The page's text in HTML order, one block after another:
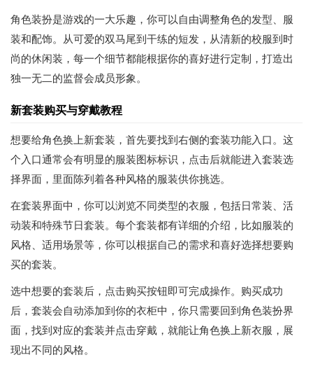
角色装扮是游戏的一大乐趣，你可以自由调整角色的发型、服
装和配饰。从可爱的双马尾到干练的短发，从清新的校服到时
尚的休闲装，每一个细节都能根据你的喜好进行定制，打造出
独一无二的监督会成员形象。
新套装购买与穿戴教程
想要给角色换上新套装，首先要找到右侧的套装功能入口。这
个入口通常会有明显的服装图标标识，点击后就能进入套装选
择界面，里面陈列着各种风格的服装供你挑选。
在套装界面中，你可以浏览不同类型的衣服，包括日常装、活
动装和特殊节日套装。每个套装都有详细的介绍，比如服装的
风格、适用场景等，你可以根据自己的需求和喜好选择想要购
买的套装。
选中想要的套装后，点击购买按钮即可完成操作。购买成功
后，套装会自动添加到你的衣柜中，你只需要回到角色装扮界
面，找到对应的套装并点击穿戴，就能让角色换上新衣服，展
现出不同的风格。